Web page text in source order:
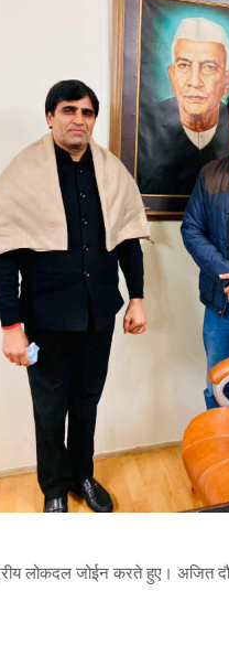
लोकदल जोईन करते हुए। अजित